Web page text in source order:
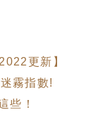
更新】
霧指數!
些！